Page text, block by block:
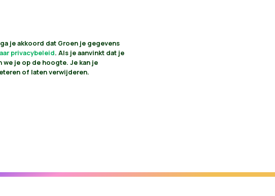
je akkoord dat Groen je gegevens
privacybeleid. Als je aanvinkt dat je
je op de hoogte. Je kan je
of laten verwijderen.